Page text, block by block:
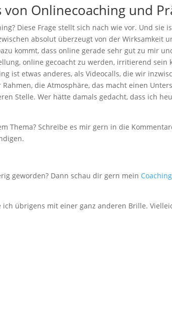
von Onlinecoaching und
Diese Frage stellt sich nach wie vor. Und sie
absolut überzeugt von der Wirksamkeit
kommt, dass online gerade sehr gut zu mir
online gecoacht zu werden, irritierend sein
ist etwas anderes, als Videocalls, die wir
die Atmosphäre, das macht einen
Stelle. Wer hätte damals gedacht, dass ich
Thema? Schreibe es mir gern in die
geworden? Dann schau dir gern mein
ich übrigens mit einer ganz anderen Brille.